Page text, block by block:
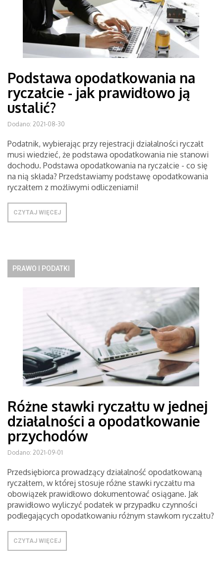
Podstawa opodatkowania na
ryczałcie - jak prawidłowo ją
ustalić?
Dodano: 2021-08-30
Podatnik, wybierając przy rejestracji działalności ryczałt
musi wiedzieć, że podstawa opodatkowania nie stanowi
dochodu. Podstawa opodatkowania na ryczałcie - co się
na nią składa? Przedstawiamy podstawę opodatkowania
ryczałtem z możliwymi odliczeniami!
CZYTAJ WIĘCEJ
PRAWO I PODATKI
Różne stawki ryczałtu w jednej
działalności a opodatkowanie
przychodów
Dodano: 2021-09-01
Przedsiębiorca prowadzący działalność opodatkowaną
ryczałtem, w której stosuje różne stawki ryczałtu ma
obowiązek prawidłowo dokumentować osiągane. Jak
prawidłowo wyliczyć podatek w przypadku czynności
podlegających opodatkowaniu różnym stawkom ryczałtu?
CZYTAJ WIĘCEJ